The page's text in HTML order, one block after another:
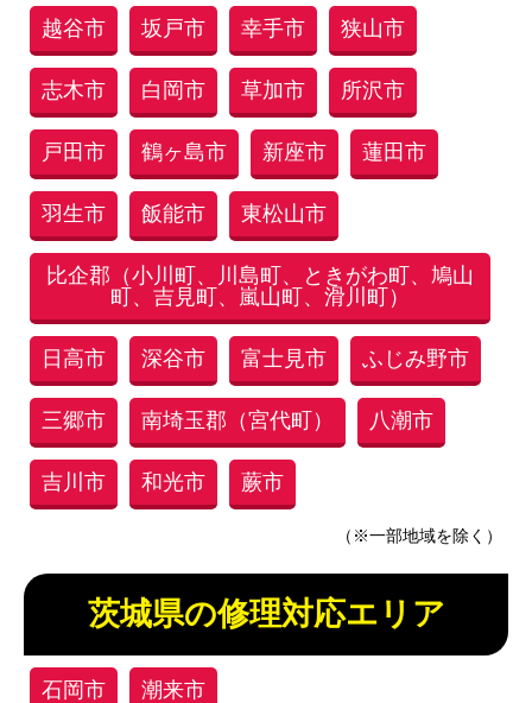
越谷市 坂戸市 幸手市 狭山市
志木市 白岡市 草加市 所沢市
戸田市 鶴ヶ島市 新座市 蓮田市
羽生市 飯能市 東松山市
比企郡（小川町、川島町、ときがわ町、鳩山
町、吉見町、嵐山町、滑川町）
日高市 深谷市 富士見市 ふじみ野市
三郷市 南埼玉郡（宮代町） 八潮市
吉川市 和光市 蕨市
（※一部地域を除く）
茨城県の修理対応エリア
石岡市 潮来市